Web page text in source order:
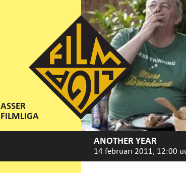
ASSER
FILMLIGA
ANOTHER YEAR
14 februari 2011, 12:00